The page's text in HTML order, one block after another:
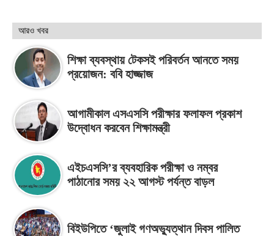
আরও খবর
শিক্ষা ব্যবস্থায় টেকসই পরিবর্তন আনতে সময়
প্রয়োজন: ববি হাজ্জাজ
আগামীকাল এসএসসি পরীক্ষার ফলাফল প্রকাশ
উদ্বোধন করবেন শিক্ষামন্ত্রী
এইচএসসি’র ব্যবহারিক পরীক্ষা ও নম্বর
পাঠানোর সময় ২২ আগস্ট পর্যন্ত বাড়ল
বিইউপিতে ‘জুলাই গণঅভ্যুত্থান দিবস পালিত